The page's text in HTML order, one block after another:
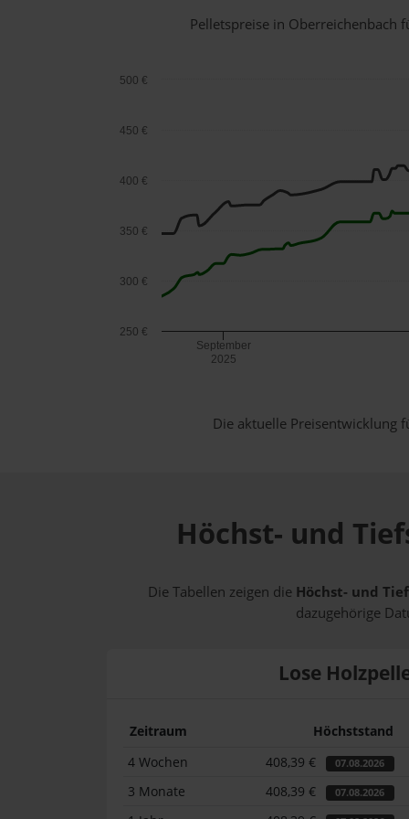
Pelletspreise in Oberreichenbach
September
2025
250 €
300 €
350 €
400 €
450 €
500 €
Die aktuelle Preisentwicklung
Höchst- und
Die Tabellen zeigen die Höchst- und
dazugehörige
Lose
Zeitraum Höchststand
4 Wochen
408,39 € 07.08.2026
3 Monate 408,39 € 07.08.2026